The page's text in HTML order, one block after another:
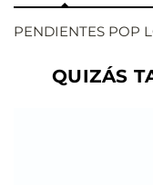
PENDIENTES POP
QUIZÁS